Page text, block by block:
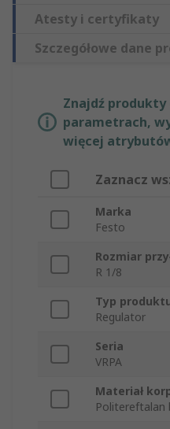
Atesty i certyfikaty
Szczegółowe dane
Znajdź produkty
parametrach,
więcej
Zaznacz
Marka
Festo
Rozmiar
R 1/8
Typ
Regulator
Seria
VRPA
Materiał
Politereftalan